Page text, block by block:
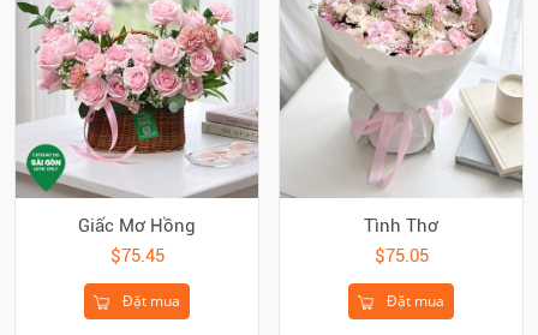
Giấc Mơ Hồng
$75.45
Đặt mua
Tình Thơ
$75.05
Đặt mua